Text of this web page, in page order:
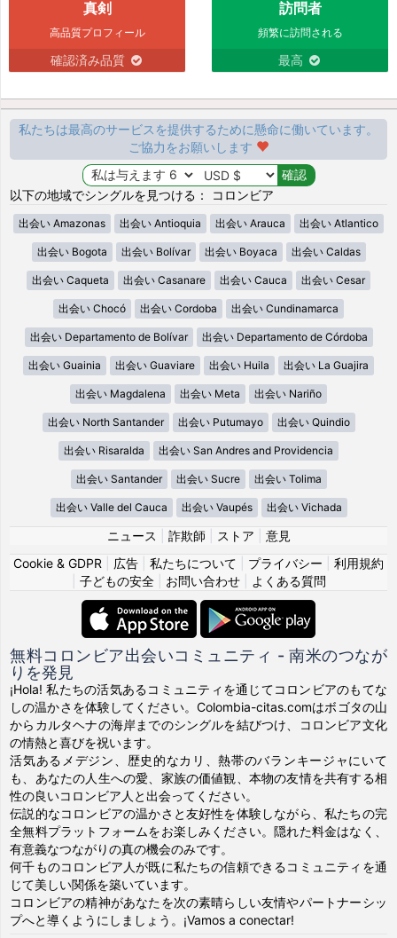
真剣
高品質プロフィール
確認済み品質
訪問者
頻繁に訪問される
最高
私たちは最高のサービスを提供するために懸命に働いています。
ご協力をお願いします
以下の地域でシングルを見つける： コロンビア
出会い Amazonas 出会い Antioquia 出会い Arauca 出会い Atlantico
出会い Bogota 出会い Bolívar 出会い Boyaca 出会い Caldas
出会い Caqueta 出会い Casanare 出会い Cauca 出会い Cesar
出会い Chocó 出会い Cordoba 出会い Cundinamarca
出会い Departamento de Bolívar 出会い Departamento de Córdoba
出会い Guainia 出会い Guaviare 出会い Huila 出会い La Guajira
出会い Magdalena 出会い Meta 出会い Nariño
出会い North Santander 出会い Putumayo 出会い Quindio
出会い Risaralda 出会い San Andres and Providencia
出会い Santander 出会い Sucre 出会い Tolima
出会い Valle del Cauca 出会い Vaupés 出会い Vichada
ニュース 詐欺師 ストア
意見
Cookie & GDPR
広告 私たちについて プライバシー
利用規約
子どもの安全| お問い合わせ| よくある質問
無料コロンビア出会いコミュニティ - 南米のつなが
りを発見
¡Hola! 私たちの活気あるコミュニティを通じてコロンビアのもてな
しの温かさを体験してください。Colombia-citas.comはボゴタの山
からカルタヘナの海岸までのシングルを結びつけ、コロンビア文化
の情熱と喜びを祝います。
活気あるメデジン、歴史的なカリ、熱帯のバランキージャにいて
も、あなたの人生への愛、家族の価値観、本物の友情を共有する相
性の良いコロンビア人と出会ってください。
伝説的なコロンビアの温かさと友好性を体験しながら、私たちの完
全無料プラットフォームをお楽しみください。隠れた料金はなく、
有意義なつながりの真の機会のみです。
何千ものコロンビア人が既に私たちの信頼できるコミュニティを通
じて美しい関係を築いています。
コロンビアの精神があなたを次の素晴らしい友情やパートナーシッ
プへと導くようにしましょう。¡Vamos a conectar!